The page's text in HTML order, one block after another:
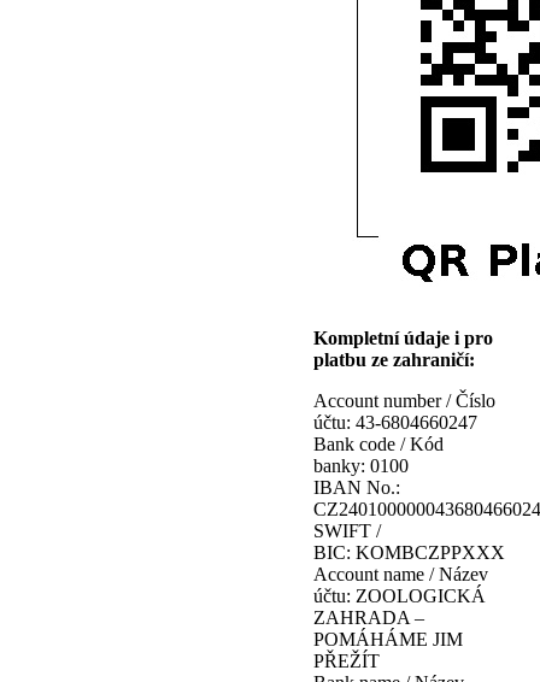
Kompletní údaje i pro
platbu ze zahraničí:
Account number / Číslo
účtu: 43-6804660247
Bank code / Kód
banky: 0100
IBAN No.:
SWIFT /
BIC: KOMBCZPPXXX
Account name / Název
účtu: ZOOLOGICKÁ
ZAHRADA –
POMÁHÁME JIM
PŘEŽÍT